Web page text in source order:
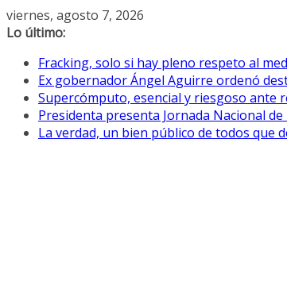
Saltar
al
viernes, agosto 7, 2026
Lo último:
Fracking, solo si hay pleno respeto al
Ex gobernador Ángel Aguirre ordenó
Supercómputo, esencial y riesgoso ante
Presidenta presenta Jornada Nacional
La verdad, un bien público de todos que